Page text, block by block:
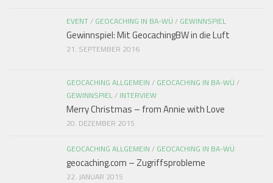
EVENT/ GEOCACHING IN BA-WÜ / GEWINNSPIEL
Gewinnspiel: Mit GeocachingBW in die Luft
21. SEPTEMBER 2016
GEOCACHING ALLGEMEIN / GEOCACHING IN BA-WÜ /
GEWINNSPIEL/ INTERVIEW
Merry Christmas – from Annie with Love
20. DEZEMBER 2015
GEOCACHING ALLGEMEIN / GEOCACHING IN BA-WÜ
geocaching.com – Zugriffsprobleme
22. JANUAR 2015